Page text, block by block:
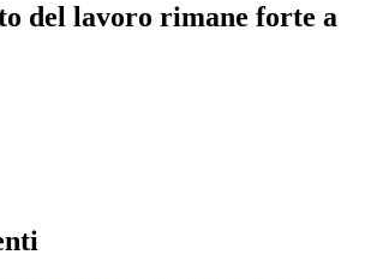
del lavoro rimane forte a